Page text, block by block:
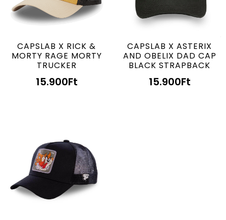
CAPSLAB X RICK &
MORTY RAGE MORTY
TRUCKER
15.900Ft
CAPSLAB X ASTERIX
AND OBELIX DAD CAP
BLACK STRAPBACK
15.900Ft